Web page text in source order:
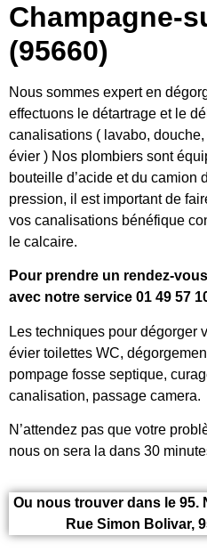
Champagne-
(95660)
Nous sommes expert en
effectuons le détartrage et le
canalisations ( lavabo,
évier ) Nos plombiers sont
bouteille d’acide et du camion
pression, il est important de
vos canalisations bénéfique
le calcaire.
Pour prendre un rendez-
avec notre service 01 49 57
Les techniques pour dégorger
évier toilettes WC,
pompage fosse septique,
canalisation, passage camera.
N’attendez pas que votre
nous on sera la dans 30
Ou nous trouver dans le 95.
Rue Simon Bolivar,